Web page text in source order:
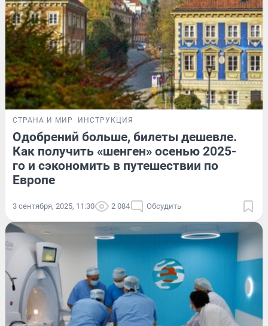
СТРАНА И МИР ИНСТРУКЦИЯ
Одобрений больше, билеты дешевле.
Как получить «шенген» осенью 2025-
го и сэкономить в путешествии по
Европе
3 сентября, 2025, 11:30 2 084 Обсудить